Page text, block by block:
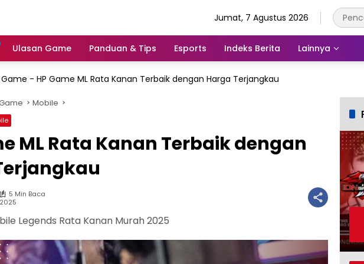
Jumat, 7 Agustus 2026
Ulasan Game Panduan & Tips Esports Indeks Berita Lainnya
- HP Game ML Rata Kanan Terbaik dengan Harga Terjangkau
Mobile
ML Rata Kanan Terbaik dengan
5 Min Baca
Legends Rata Kanan Murah 2025